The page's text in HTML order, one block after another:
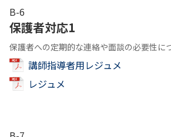
B-6
保護者対応1
保護者への定期的な連絡や面談の必要性に
講師指導者用レジュメ
レジュメ